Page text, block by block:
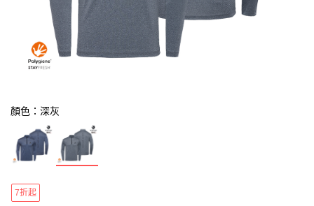
顏色：深灰
7折起